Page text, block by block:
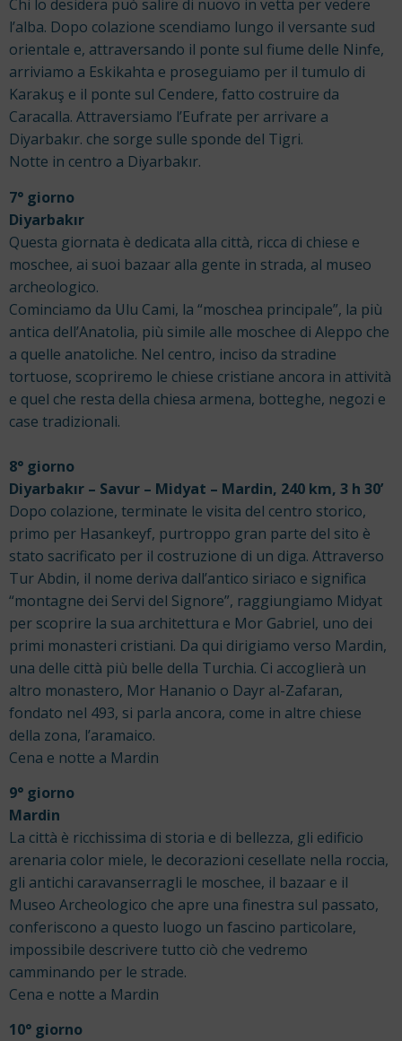
Chi lo desidera può salire di nuovo in vetta per vedere
l’alba. Dopo colazione scendiamo lungo il versante sud
orientale e, attraversando il ponte sul fiume delle Ninfe,
arriviamo a Eskikahta e proseguiamo per il tumulo di
Karakuş e il ponte sul Cendere, fatto costruire da
Caracalla. Attraversiamo l’Eufrate per arrivare a
Diyarbakır. che sorge sulle sponde del Tigri.
Notte in centro a Diyarbakır.
7° giorno
Diyarbakır
Questa giornata è dedicata alla città, ricca di chiese e
moschee, ai suoi bazaar alla gente in strada, al museo
archeologico.
Cominciamo da Ulu Cami, la “moschea principale”, la più
antica dell’Anatolia, più simile alle moschee di Aleppo che
a quelle anatoliche. Nel centro, inciso da stradine
tortuose, scopriremo le chiese cristiane ancora in attività
e quel che resta della chiesa armena, botteghe, negozi e
case tradizionali.
8° giorno
Diyarbakır – Savur – Midyat – Mardin, 240 km, 3 h 30’
Dopo colazione, terminate le visita del centro storico,
primo per Hasankeyf, purtroppo gran parte del sito è
stato sacrificato per il costruzione di un diga. Attraverso
Tur Abdin, il nome deriva dall’antico siriaco e significa
“montagne dei Servi del Signore”, raggiungiamo Midyat
per scoprire la sua architettura e Mor Gabriel, uno dei
primi monasteri cristiani. Da qui dirigiamo verso Mardin,
una delle città più belle della Turchia. Ci accoglierà un
altro monastero, Mor Hananio o Dayr al-Zafaran,
fondato nel 493, si parla ancora, come in altre chiese
della zona, l’aramaico.
Cena e notte a Mardin
9° giorno
Mardin
La città è ricchissima di storia e di bellezza, gli edificio
arenaria color miele, le decorazioni cesellate nella roccia,
gli antichi caravanserragli le moschee, il bazaar e il
Museo Archeologico che apre una finestra sul passato,
conferiscono a questo luogo un fascino particolare,
impossibile descrivere tutto ciò che vedremo
camminando per le strade.
Cena e notte a Mardin
10° giorno